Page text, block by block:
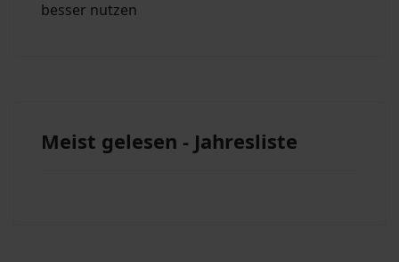
besser nutzen
Meist gelesen - Jahresliste